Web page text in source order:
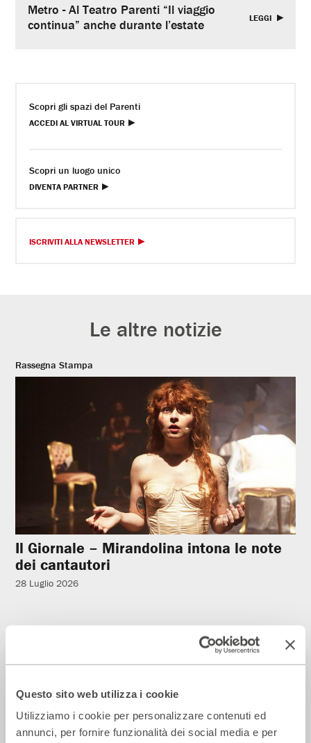
Questo sito web utilizza i cookie
Utilizziamo i cookie per personalizzare contenuti ed
annunci, per fornire funzionalità dei social media e per
Metro - Al Teatro Parenti “Il viaggio
continua” anche durante l’estate
LEGGI
Scopri gli spazi del Parenti
ACCEDI AL VIRTUAL TOUR
Scopri un luogo unico
DIVENTA PARTNER
ISCRIVITI ALLA NEWSLETTER
Le altre notizie
Rassegna Stampa
Il Giornale – Mirandolina intona le note
dei cantautori
28 Luglio 2026